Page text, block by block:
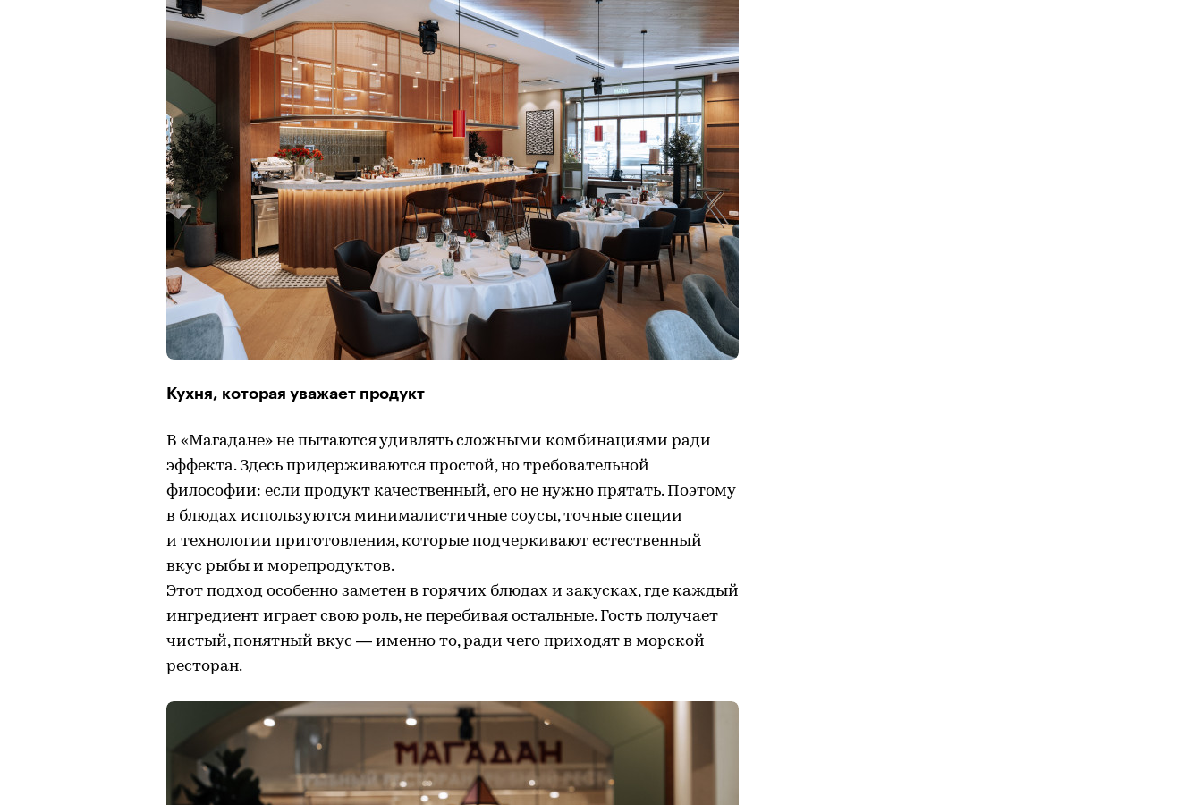
Кухня, которая уважает продукт
В «Магадане» не пытаются удивлять сложными комбинациями ради
эффекта. Здесь придерживаются простой, но требовательной
философии: если продукт качественный, его не нужно прятать. Поэтому
в блюдах используются минималистичные соусы, точные специи
и технологии приготовления, которые подчеркивают естественный
вкус рыбы и морепродуктов.
Этот подход особенно заметен в горячих блюдах и закусках, где каждый
ингредиент играет свою роль, не перебивая остальные. Гость получает
чистый, понятный вкус — именно то, ради чего приходят в морской
ресторан.